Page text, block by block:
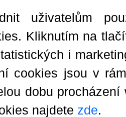
uživatelům
Kliknutím na
i
cookies jsou v
dobu
najdete zde.